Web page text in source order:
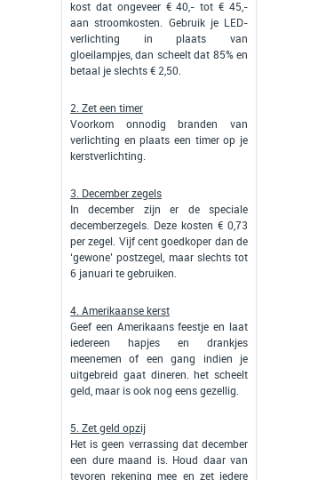
kost dat ongeveer € 40,- tot € 45,-
aan stroomkosten. Gebruik je LED-
verlichting in plaats van
gloeilampjes, dan scheelt dat 85% en
betaal je slechts € 2,50.
2. Zet een timer
Voorkom onnodig branden van
verlichting en plaats een timer op je
kerstverlichting.
3. December zegels
In december zijn er de speciale
decemberzegels. Deze kosten € 0,73
per zegel. Vijf cent goedkoper dan de
‘gewone’ postzegel, maar slechts tot
6 januari te gebruiken.
4. Amerikaanse kerst
Geef een Amerikaans feestje en laat
iedereen hapjes en drankjes
meenemen of een gang indien je
uitgebreid gaat dineren. het scheelt
geld, maar is ook nog eens gezellig.
5. Zet geld opzij
Het is geen verrassing dat december
een dure maand is. Houd daar van
tevoren rekening mee en zet iedere